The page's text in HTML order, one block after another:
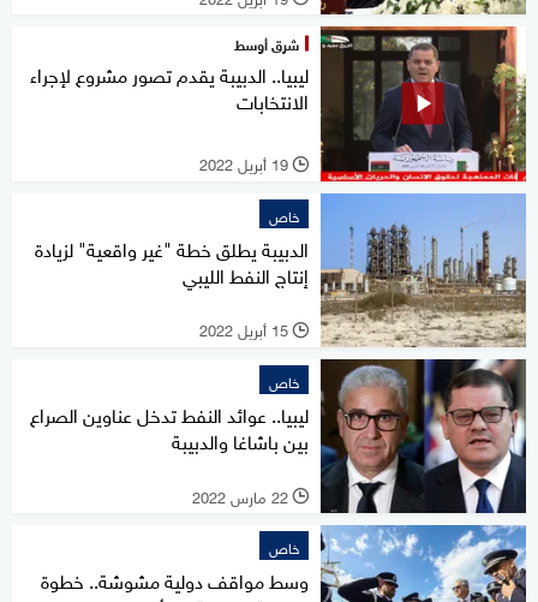
شرق أوسط
ليبيا.. الدبيبة يقدم تصور مشروع لإجراء
الانتخابات
l 19 أبريل 2022
خاص
الدبيبة يطلق خطة "غير واقعية" لزيادة
إنتاج النفط الليبي
l 15 أبريل 2022
خاص
ليبيا.. عوائد النفط تدخل عناوين الصراع
بين باشاغا والدبيبة
l 22 مارس 2022
خاص
وسط مواقف دولية مشوشة.. خطوة